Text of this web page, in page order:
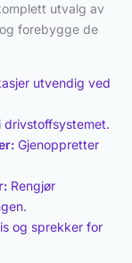
utvalg av
forebygge de
utvendig ved
drivstoffsystemet.
Gjenoppretter
Rengjør
og sprekker for